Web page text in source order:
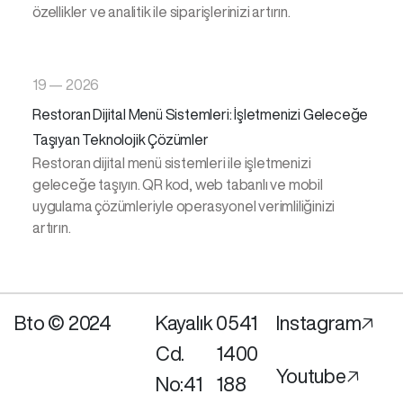
özellikler ve analitik ile siparişlerinizi artırın.
19 — 2026
Restoran Dijital Menü Sistemleri: İşletmenizi Geleceğe
Taşıyan Teknolojik Çözümler
Restoran dijital menü sistemleri ile işletmenizi
geleceğe taşıyın. QR kod, web tabanlı ve mobil
uygulama çözümleriyle operasyonel verimliliğinizi
artırın.
Bto © 2024
Kayalık
Cd.
No:41
0541
1400
188
Instagram🡥
Youtube🡥